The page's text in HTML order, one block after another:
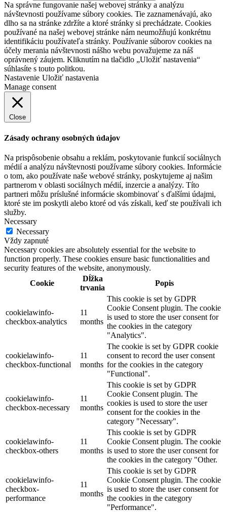
Na správne fungovanie našej webovej stránky a analýzu
návštevnosti používame súbory cookies. Tie zaznamenávajú, ako
dlho sa na stránke zdržíte a ktoré stránky si prechádzate. Cookies
používané na našej webovej stránke nám neumožňujú konkrétnu
identifikáciu používateľa stránky. Používanie súborov cookies na
účely merania návštevnosti nášho webu považujeme za náš
oprávnený záujem. Kliknutím na tlačidlo „Uložiť nastavenia“
súhlasíte s touto politkou.
Nastavenie Uložiť nastavenia
Manage consent
Close
Zásady ochrany osobných údajov
Na prispôsobenie obsahu a reklám, poskytovanie funkcií sociálnych
médií a analýzu návštevnosti používame súbory cookies. Informácie
o tom, ako používate naše webové stránky, poskytujeme aj našim
partnerom v oblasti sociálnych médií, inzercie a analýzy. Títo
partneri môžu príslušné informácie skombinovať s ďalšími údajmi,
ktoré ste im poskytli alebo ktoré od vás získali, keď ste používali ich
služby.
Necessary
Necessary
Vždy zapnuté
Necessary cookies are absolutely essential for the website to
function properly. These cookies ensure basic functionalities and
security features of the website, anonymously.
Cookie
Dĺžka
trvania
Popis
cookielawinfo-
checkbox-analytics
11
months
This cookie is set by GDPR
Cookie Consent plugin. The cookie
is used to store the user consent for
the cookies in the category
"Analytics".
cookielawinfo-
checkbox-functional
11
months
The cookie is set by GDPR cookie
consent to record the user consent
for the cookies in the category
"Functional".
cookielawinfo-
checkbox-necessary
11
months
This cookie is set by GDPR
Cookie Consent plugin. The
cookies is used to store the user
consent for the cookies in the
category "Necessary".
cookielawinfo-
checkbox-others
11
months
This cookie is set by GDPR
Cookie Consent plugin. The cookie
is used to store the user consent for
the cookies in the category "Other.
cookielawinfo-
checkbox-
performance
11
months
This cookie is set by GDPR
Cookie Consent plugin. The cookie
is used to store the user consent for
the cookies in the category
"Performance".